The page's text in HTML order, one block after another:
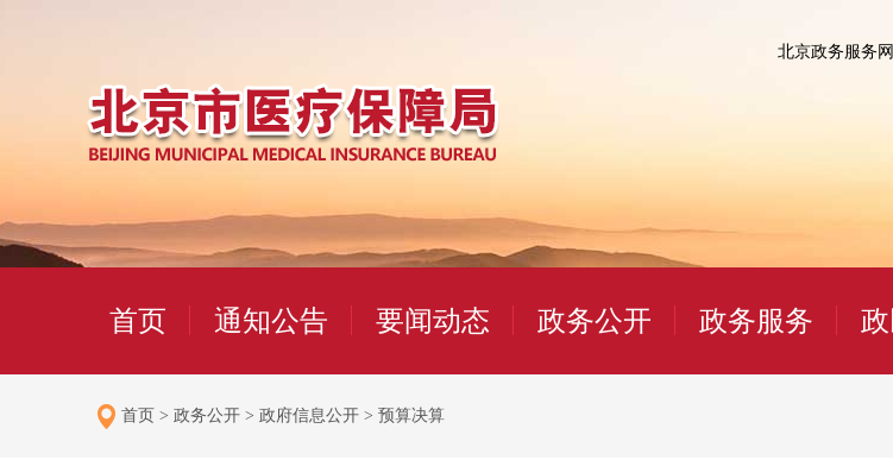
北京政务服务网
首页 通知公告 要闻动态 政务公开 政务服务
首页 > 政务公开 > 政府信息公开 > 预算决算